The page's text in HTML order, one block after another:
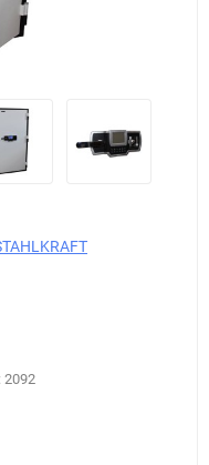
2092